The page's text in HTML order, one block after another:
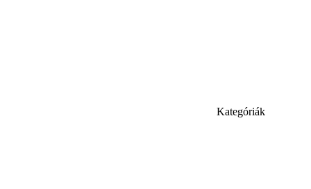
Kategóriák